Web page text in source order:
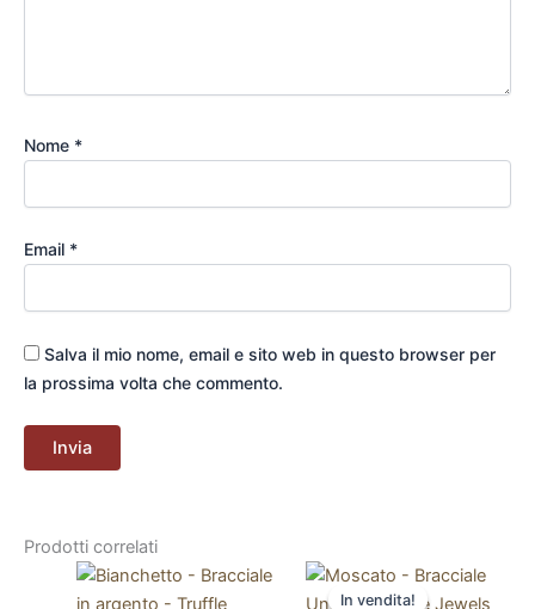
Nome *
Email *
Salva il mio nome, email e sito web in questo browser per
la prossima volta che commento.
Prodotti correlati
In vendita!
In vendita!